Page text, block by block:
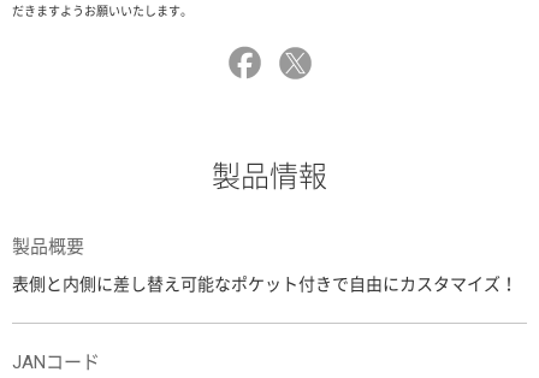
だきますようお願いいたします。
製品情報
製品概要
表側と内側に差し替え可能なポケット付きで自由にカスタマイズ！
JANコード